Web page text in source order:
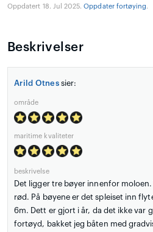
Oppdatert 18. Jul 2025.Oppdater fortøying.
Beskrivelser
Arild Otnessier:
område
maritime kvaliteter
beskrivelse
Det ligger tre bøyer innenfor
rød. På bøyene er det spleiset inn
6m. Dett er gjort i år, da det ikke var
fortøyd, bakket jeg båten med